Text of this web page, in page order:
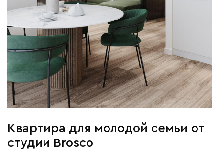
Квартира для молодой семьи от
студии Brosco